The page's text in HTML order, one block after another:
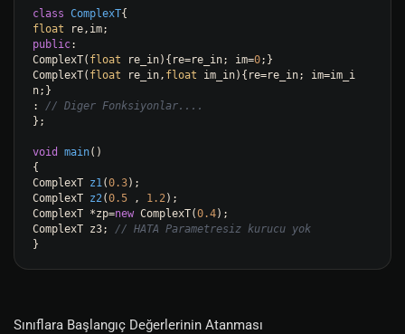
class ComplexT
float
public:
ComplexT( float re_in){re=re_in; im=0;}
ComplexT( float re_in, float im_in){re=re_in; im=im_i
n;}
: // Diger Fonksiyonlar....
};
void main()
ComplexT z1(0.3)
ComplexT z2(0.5 , 1.2) ;
ComplexT *zp=new ComplexT(0.4);
ComplexT z3; // HATA Parametresiz kurucu yok
Sınıflara Başlangıç Değerlerinin Atanması